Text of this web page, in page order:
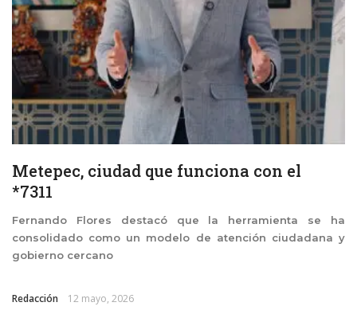
Metepec, ciudad que funciona con el
*7311
Fernando Flores destacó que la herramienta se ha
consolidado como un modelo de atención ciudadana y
gobierno cercano
Redacción 12 mayo, 2026